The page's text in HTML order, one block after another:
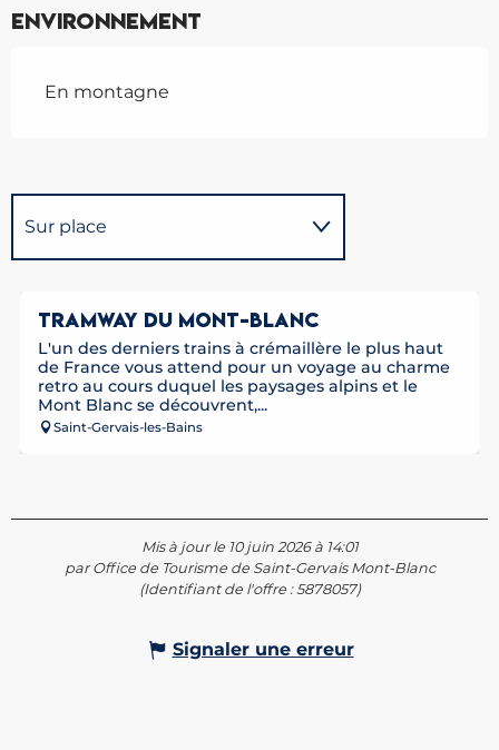
Environnement
En montagne
Sur place
TRAMWAY DU MONT-BLANC
L'un des derniers trains à crémaillère le plus haut
de France vous attend pour un voyage au charme
retro au cours duquel les paysages alpins et le
Mont Blanc se découvrent,...
Saint-Gervais-les-Bains
Mis à jour le 10 juin 2026 à 14:01
par Office de Tourisme de Saint-Gervais Mont-Blanc
(Identifiant de l'offre :5878057)
Signaler une erreur